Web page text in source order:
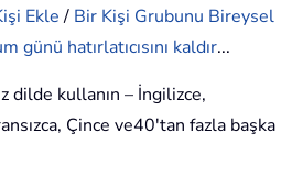
Ekle/ Bir Kişi Grubunu Bireysel
günü hatırlatıcısını kaldır...
kullanın – İngilizce,
Çince ve40'tan fazla başka